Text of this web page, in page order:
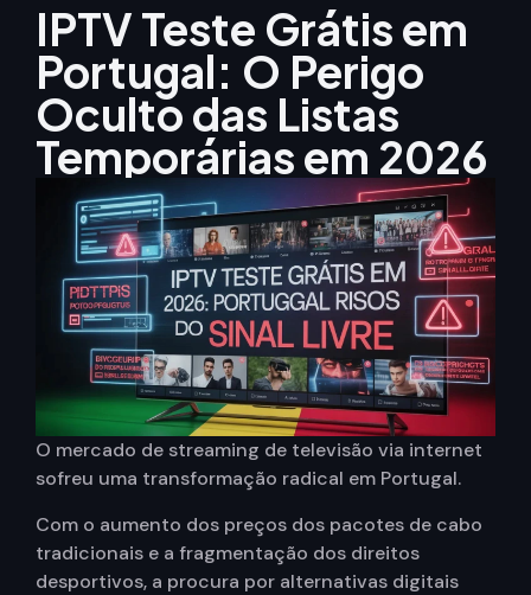
IPTV Teste Grátis em
Portugal: O Perigo
Oculto das Listas
Temporárias em 2026
O mercado de streaming de televisão via internet
sofreu uma transformação radical em Portugal.
Com o aumento dos preços dos pacotes de cabo
tradicionais e a fragmentação dos direitos
desportivos, a procura por alternativas digitais